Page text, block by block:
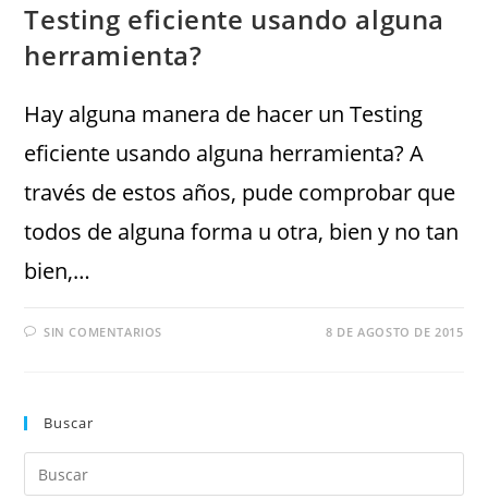
Testing eficiente usando alguna
herramienta?
Hay alguna manera de hacer un Testing
eficiente usando alguna herramienta? A
través de estos años, pude comprobar que
todos de alguna forma u otra, bien y no tan
bien,…
SIN COMENTARIOS 8 DE AGOSTO DE 2015
Buscar